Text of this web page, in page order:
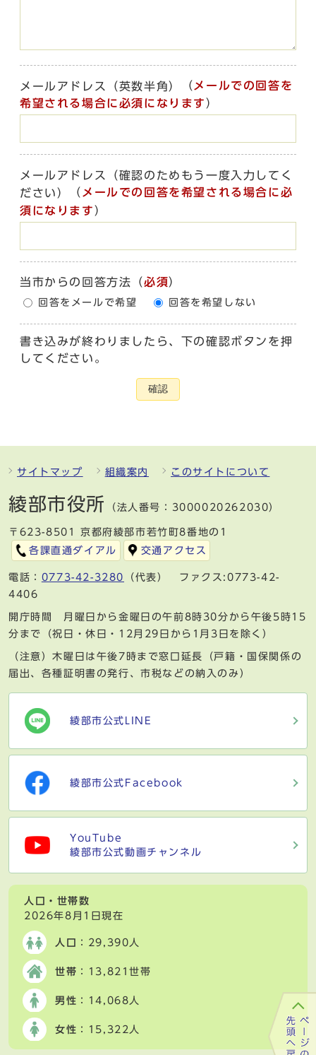
メールアドレス（英数半角） （ メールでの回答を
希望される場合に必須になります ）
メールアドレス（確認のためもう一度入力してく
ださい）
（ メールでの回答を希望される場合に必
須になります ）
当市からの回答方法 （必須）
回答をメールで希望 回答を希望しない
書き込みが終わりましたら、下の確認ボタンを押
してください。
確認
サイトマップ 組織案内 このサイトについて
綾部市役所 （法人番号：3000020262030）
〒623-8501 京都府綾部市若竹町8番地の1
各課直通ダイアル
交通アクセス
電話： 0773-42-3280
（代表） ファクス:0773-42-
4406
開庁時間 月曜日から金曜日の午前8時30分から午後5時15
分まで（祝日・休日・12月29日から1月3日を除く）
（注意）木曜日は午後7時まで窓口延長（戸籍・国保関係の
届出、各種証明書の発行、市税などの納入のみ）
綾部市公式LINE
綾部市公式Facebook
YouTube
綾部市公式動画チャンネル
人口・世帯数
2026年8月1日現在
人口 ：29,390人
世帯 ：13,821世帯
男性 ：14,068人
女性 ：15,322人